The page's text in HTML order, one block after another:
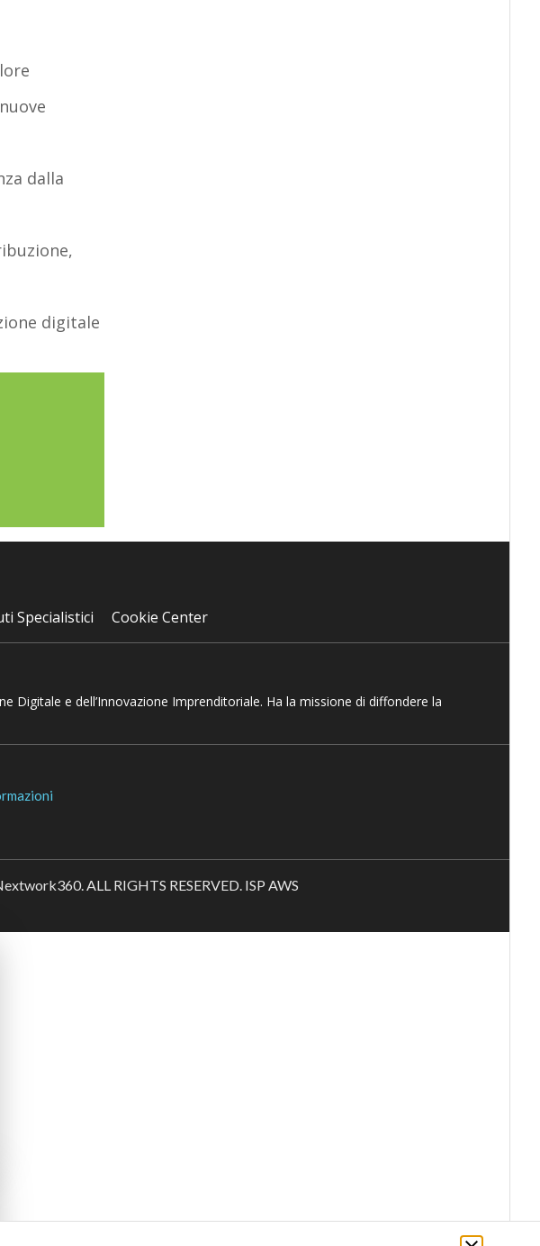
dalla
digitale
Specialistici Cookie Center
e dell’Innovazione Imprenditoriale. Ha la missione di diffondere la
ALL RIGHTS RESERVED. ISP AWS